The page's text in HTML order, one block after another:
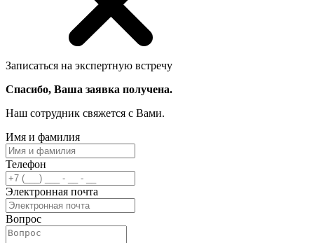
Записаться на экспертную встречу
Спасибо, Ваша заявка получена.
Наш сотрудник свяжется с Вами.
Имя и фамилия
Телефон
Электронная почта
Вопрос